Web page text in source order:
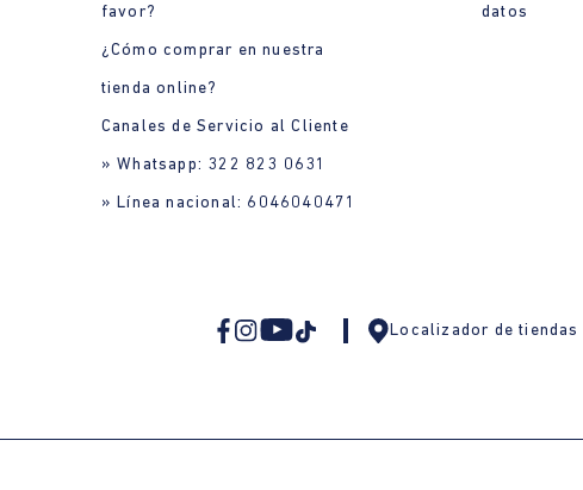
favor?
¿Cómo comprar en nuestra
tienda online?
Canales de Servicio al Cliente
» Whatsapp: 322 823 0631
» Línea nacional: 6046040471
datos
Localizador de tiendas